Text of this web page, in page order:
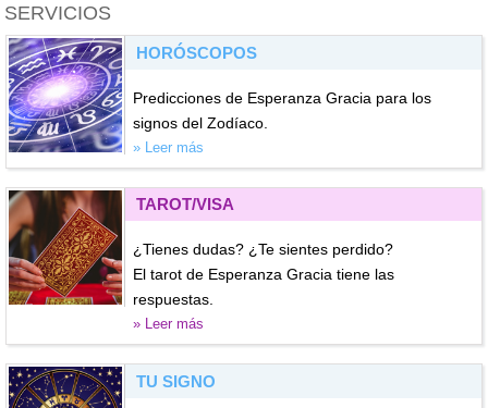
SERVICIOS
HORÓSCOPOS
Predicciones de Esperanza Gracia para los
signos del Zodíaco.
» Leer más
TAROT/VISA
¿Tienes dudas? ¿Te sientes perdido?
El tarot de Esperanza Gracia tiene las
respuestas.
» Leer más
TU SIGNO